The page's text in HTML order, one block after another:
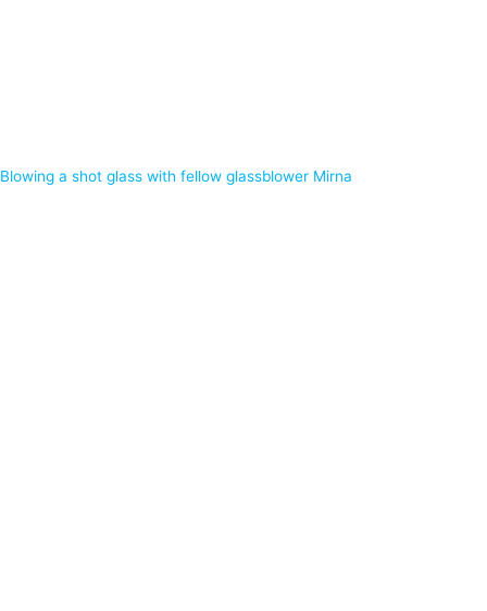
Blowing a shot glass with fellow glassblower Mirna